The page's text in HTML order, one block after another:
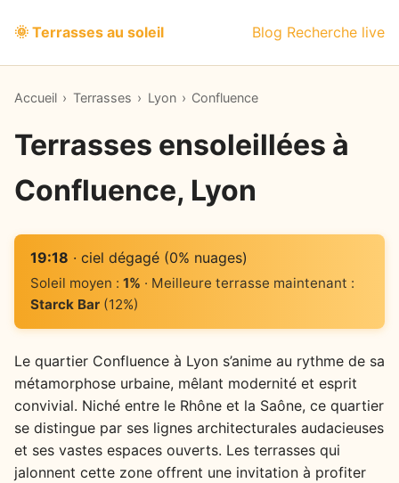
🌞 Terrasses au soleil Blog Recherche live
Accueil › Terrasses › Lyon › Confluence
Terrasses ensoleillées à
Confluence, Lyon
19:18 · ciel dégagé (0% nuages)
Soleil moyen : 1% · Meilleure terrasse maintenant :
Starck Bar(12%)
Le quartier Confluence à Lyon s’anime au rythme de sa
métamorphose urbaine, mêlant modernité et esprit
convivial. Niché entre le Rhône et la Saône, ce quartier
se distingue par ses lignes architecturales audacieuses
et ses vastes espaces ouverts. Les terrasses qui
jalonnent cette zone offrent une invitation à profiter